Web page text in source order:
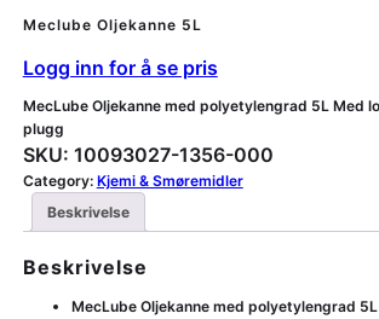
Meclube Oljekanne 5L
Logg inn for å se pris
MecLube Oljekanne med polyetylengrad 5L Med
plugg
SKU: 10093027-1356-000
Category: Kjemi & Smøremidler
Beskrivelse
Beskrivelse
MecLube Oljekanne med polyetylengrad 5L